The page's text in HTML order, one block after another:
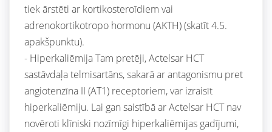
tiek ārstēti ar kortikosteroīdiem vai
adrenokortikotropo hormonu (AKTH) (skatīt 4.5.
apakšpunktu).
- Hiperkaliēmija Tam pretēji, Actelsar HCT
sastāvdaļa telmisartāns, sakarā ar antagonismu pret
angiotenzīna II (AT1) receptoriem, var izraisīt
hiperkaliēmiju. Lai gan saistībā ar Actelsar HCT nav
novēroti klīniski nozīmīgi hiperkaliēmijas gadījumi,